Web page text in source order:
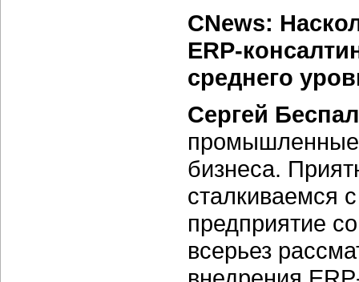
CNews:
ERP-
среднего
Сергей
промышленные
бизнеса.
сталкиваемся
предприятие
всерьез